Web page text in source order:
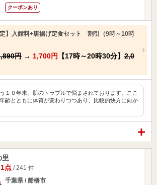
クーポンあり
定】入館料+唐揚げ定食セット 割引（9時～10時
円 → 1,700円 【17時～20時30分】 2,0
１０年来、肌のトラブルで悩まされております。ここ
齢とともに体質が変わりつつあり、比較的快方に向か
里
点 / 241 件
千葉県 / 船橋市